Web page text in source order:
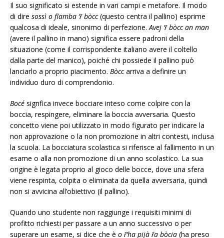
Il suo significato si estende in vari campi e metafore. Il modo
di dire sossì o flamba ‘ȓ bòcc(questo centra il pallino) esprime
qualcosa di ideale, sinonimo di perfezione.Avej ‘ȓ bòcc an man
(avere il pallino in mano) significa essere padroni della
situazione (come il corrispondente italiano avere il coltello
dalla parte del manico), poiché chi possiede il pallino può
lanciarlo a proprio piacimento. Bòccarriva a definire un
individuo duro di comprendonio.
Bocé signfica invece bocciare inteso come colpire con la
boccia, respingere, eliminare la boccia avversaria. Questo
concetto viene poi utilizzato in modo figurato per indicare la
non approvazione o la non promozione in altri contesti, inclusa
la scuola. La bocciatura scolastica si riferisce al fallimento in un
esame o alla non promozione di un anno scolastico. La sua
origine è legata proprio al gioco delle bocce, dove una sfera
viene respinta, colpita o eliminata da quella avversaria, quindi
non si avvicina all’obiettivo (il pallino).
Quando uno studente non raggiunge i requisiti minimi di
profitto richiesti per passare a un anno successivo o per
superare un esame, si dice che è o ȓ’ha pijà ȓa bòcia (ha preso